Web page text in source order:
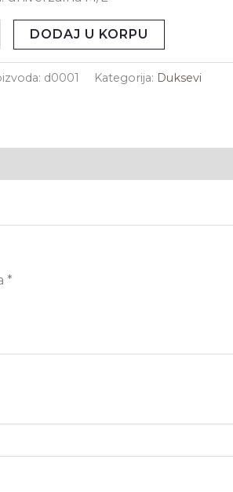
DODAJ U KORPU
d0001 Kategorija: Duksevi
*